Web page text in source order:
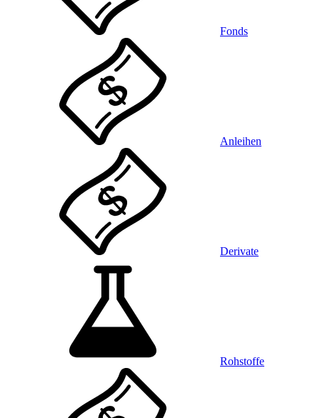
Fonds
Anleihen
Derivate
Rohstoffe